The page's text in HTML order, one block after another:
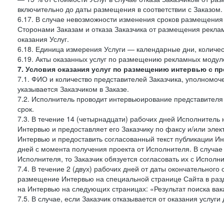
включительно до даты размещения в соответствии с Заказом.
6.17. В случае невозможности изменения сроков
Сторонами Заказам и отказа Заказчика от размещения
оказания Услуг.
6.18. Единица измерения Услуги — календарные дни,
6.19. Акты оказанных услуг по размещению рекламных
7. Условия оказания услуг по размещению интервью с
7.1. ФИО и количество представителей Заказчика,
указывается Заказчиком в Заказе.
7.2. Исполнитель проводит интервьюирование
срок.
7.3. В течение 14 (четырнадцати) рабочих дней Исполнитель
Интервью и предоставляет его Заказчику по факсу и/или
Интервью и предоставить согласованный текст
дней с момента получения проекта от Исполнителя. В
Исполнителя, то Заказчик обязуется согласовать их с
7.4. В течение 2 (двух) рабочих дней от даты
размещение Интервью на специальной странице Сайта в
на Интервью на следующих страницах: «Результат поиска
7.5. В случае, если Заказчик отказывается от оказания